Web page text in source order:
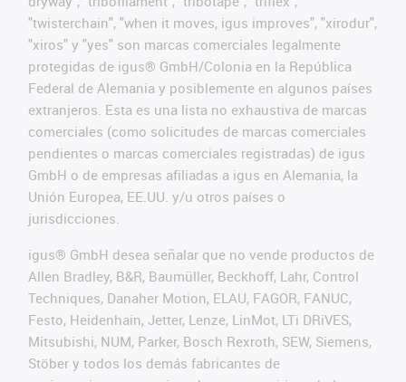
"twisterchain", "when it moves, igus improves", "xirodur",
"xiros" y "yes" son marcas comerciales legalmente
protegidas de igus® GmbH/Colonia en la República
Federal de Alemania y posiblemente en algunos países
extranjeros. Esta es una lista no exhaustiva de marcas
comerciales (como solicitudes de marcas comerciales
pendientes o marcas comerciales registradas) de igus
GmbH o de empresas afiliadas a igus en Alemania, la
Unión Europea, EE.UU. y/u otros países o
jurisdicciones.
igus® GmbH desea señalar que no vende productos de
Allen Bradley, B&R, Baumüller, Beckhoff, Lahr, Control
Techniques, Danaher Motion, ELAU, FAGOR, FANUC,
Festo, Heidenhain, Jetter, Lenze, LinMot, LTi DRiVES,
Mitsubishi, NUM, Parker, Bosch Rexroth, SEW, Siemens,
Stöber y todos los demás fabricantes de